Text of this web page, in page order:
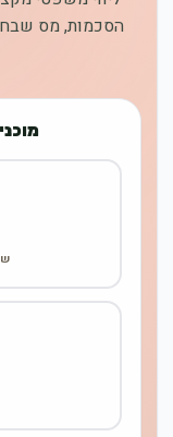
הסכמות, מס שבח